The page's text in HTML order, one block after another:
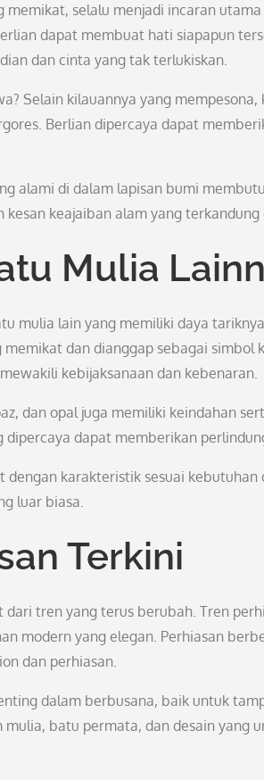
memikat, selalu menjadi incaran
dapat membuat hati siapapun
dan cinta yang tak terlukiskan.
Selain kilauannya yang
Berlian dipercaya dapat
alami di dalam lapisan bumi
keajaiban alam yang
Mulia
mulia lain yang memiliki daya
dan dianggap sebagai simbol
kebijaksanaan dan kebenaran.
dan opal juga memiliki keindahan
dipercaya dapat memberikan
karakteristik sesuai
luar biasa.
Terkini
dari tren yang terus berubah. Tren
modern yang elegan. Perhiasan
dan perhiasan.
dalam berbusana, baik untuk
batu permata, dan desain yang